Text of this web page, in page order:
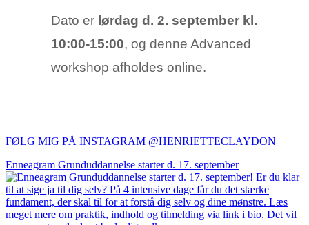
Dato er lørdag d. 2. september kl.
10:00-15:00, og denne Advanced
workshop afholdes online.
FØLG MIG PÅ INSTAGRAM @HENRIETTECLAYDON​
Enneagram Grunduddannelse starter d. 17. september